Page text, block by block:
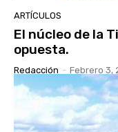
ARTÍCULOS
El núcleo de la
opuesta.
Redacción - Febrero 3,